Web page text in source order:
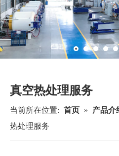
优势与竞争力
关于我们
资源
联系我们
真空热处理服务
当前所在位置: 首页 » 产品介
热处理服务